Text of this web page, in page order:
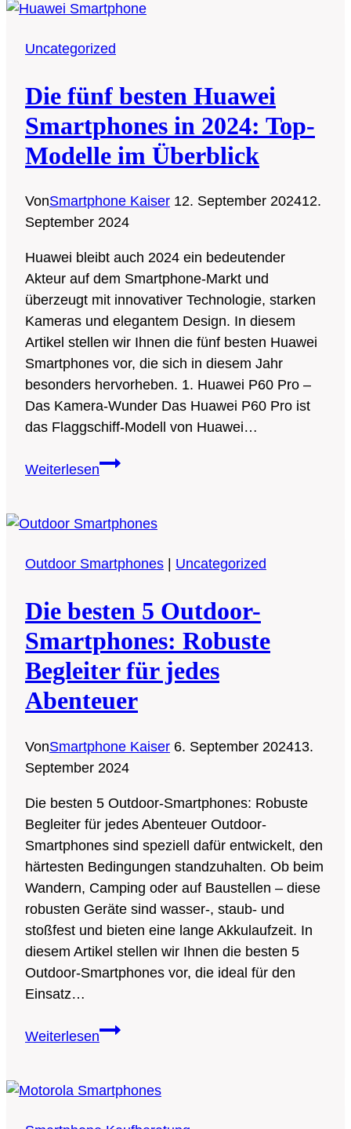
besten
finden
sparen!
Uncategorized
Die fünf besten Huawei
Smartphones in 2024: Top-
Modelle im Überblick
VonSmartphone Kaiser 12. September 202412.
September 2024
Huawei bleibt auch 2024 ein bedeutender
Akteur auf dem Smartphone-Markt und
überzeugt mit innovativer Technologie, starken
Kameras und elegantem Design. In diesem
Artikel stellen wir Ihnen die fünf besten Huawei
Smartphones vor, die sich in diesem Jahr
besonders hervorheben. 1. Huawei P60 Pro –
Das Kamera-Wunder Das Huawei P60 Pro ist
das Flaggschiff-Modell von Huawei…
WeiterlesenDie
Huawei
in
Top-
Modelle
im
Überblick
Outdoor Smartphones Uncategorized
Die besten 5 Outdoor-
Smartphones: Robuste
Begleiter für jedes
Abenteuer
VonSmartphone Kaiser 6. September 202413.
September 2024
Die besten 5 Outdoor-Smartphones: Robuste
Begleiter für jedes Abenteuer Outdoor-
Smartphones sind speziell dafür entwickelt, den
härtesten Bedingungen standzuhalten. Ob beim
Wandern, Camping oder auf Baustellen – diese
robusten Geräte sind wasser-, staub- und
stoßfest und bieten eine lange Akkulaufzeit. In
diesem Artikel stellen wir Ihnen die besten 5
Outdoor-Smartphones vor, die ideal für den
Einsatz…
WeiterlesenDie
Outdoor-